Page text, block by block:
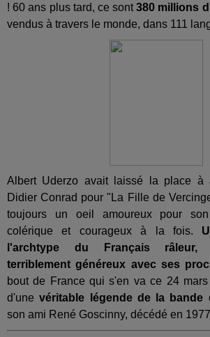
! 60 ans plus tard, ce sont380 millions
vendus à travers le monde, dans 111
Albert Uderzo avait laissé la place à
Didier Conrad pour "La Fille de
toujours un oeil amoureux pour
colérique et courageux à la fois.
l'archtype du Français râleur,
terriblement généreux avec ses
bout de France qui s'en va ce 24
d'unevéritable légende de la bande
son ami René Goscinny, décédé en